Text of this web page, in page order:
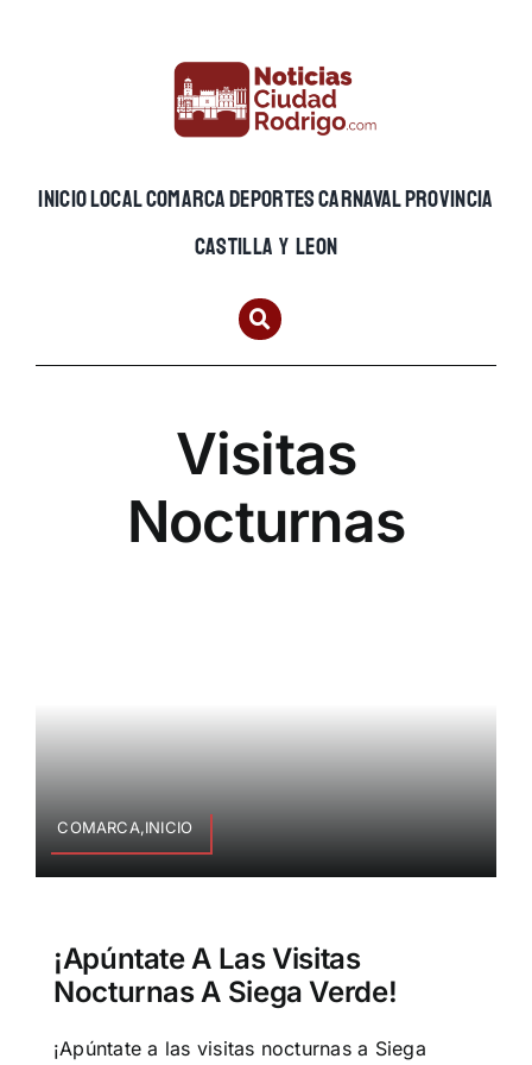
INICIOLOCALCOMARCADEPORTESCARNAVALPROVINCIA
CASTILLA Y LEON
Visitas
Nocturnas
COMARCA,INICIO
¡Apúntate A Las Visitas
Nocturnas A Siega Verde!
¡Apúntate a las visitas nocturnas a Siega